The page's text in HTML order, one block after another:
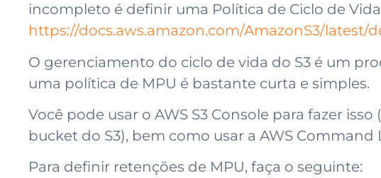
incompleto é definir uma Política de Ciclo de
https://docs.aws.amazon.com/AmazonS3/
O gerenciamento do ciclo de vida do S3 é um
uma política de MPU é bastante curta e simples.
Você pode usar o AWS S3 Console para fazer
bucket do S3), bem como usar a AWS Command
Para definir retenções de MPU, faça o seguinte: